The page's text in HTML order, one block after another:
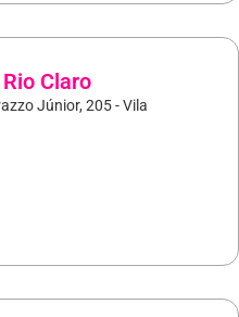
Claro
Júnior, 205 - Vila